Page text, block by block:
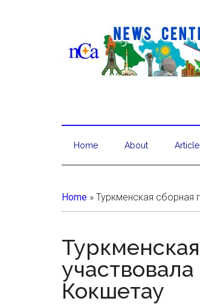
Home About
Home » Туркменская сборная
Кокшетау